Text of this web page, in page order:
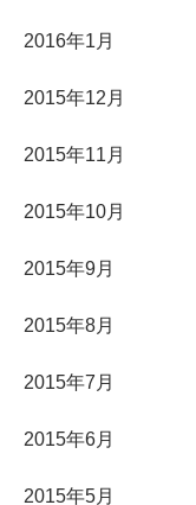
2016年1月
2015年12月
2015年11月
2015年10月
2015年9月
2015年8月
2015年7月
2015年6月
2015年5月